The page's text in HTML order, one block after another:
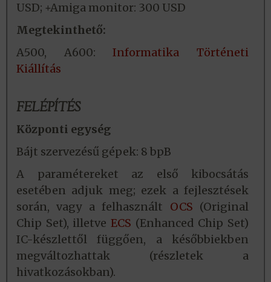
USD; +Amiga monitor: 300 USD
Megtekinthető:
A500, A600:Informatika Történeti
Kiállítás
FELÉPÍTÉS
Központi egység
Bájt szervezésű gépek: 8 bpB
A paramétereket az első kibocsátás
esetében adjuk meg; ezek a fejlesztések
során, vagy a felhasznált OCS (Original
Chip Set), illetve ECS (Enhanced Chip Set)
IC-készlettől függően, a későbbiekben
megváltozhattak (részletek a
hivatkozásokban).